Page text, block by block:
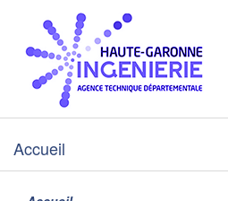
Accueil